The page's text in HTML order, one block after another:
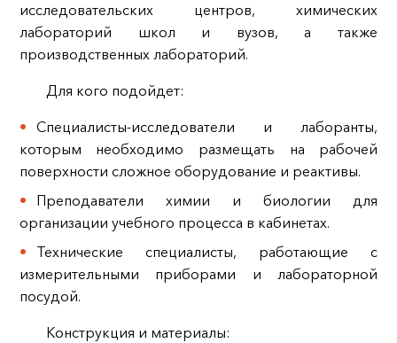
исследовательских центров, химических
лабораторий школ и вузов, а также
производственных лабораторий.
Для кого подойдет:
Специалисты-исследователи и лаборанты,
которым необходимо размещать на рабочей
поверхности сложное оборудование и реактивы.
Преподаватели химии и биологии для
организации учебного процесса в кабинетах.
Технические специалисты, работающие с
измерительными приборами и лабораторной
посудой.
Конструкция и материалы: